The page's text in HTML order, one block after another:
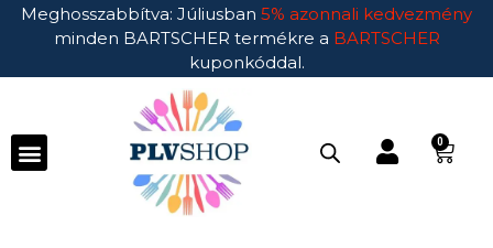
Meghosszabbítva: Júliusban 5% azonnali kedvezmény
minden BARTSCHER termékre a BARTSCHER
kuponkóddal.
0